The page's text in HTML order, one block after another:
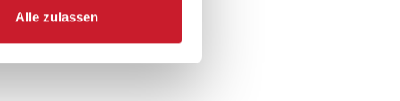
Alle zulassen